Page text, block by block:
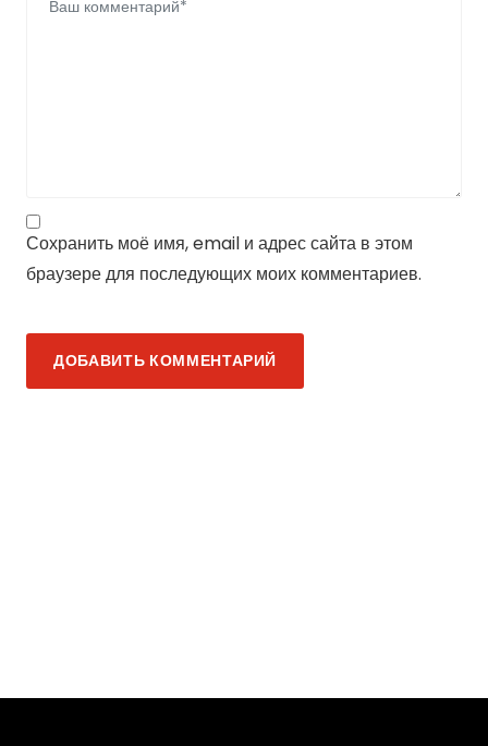
Сохранить моё имя, email и адрес сайта в этом
браузере для последующих моих комментариев.
ДОБАВИТЬ КОММЕНТАРИЙ